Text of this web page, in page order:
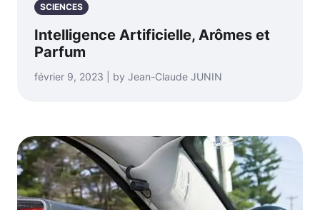
SCIENCES
Intelligence Artificielle, Arômes et
Parfum
février 9, 2023 | by Jean-Claude JUNIN